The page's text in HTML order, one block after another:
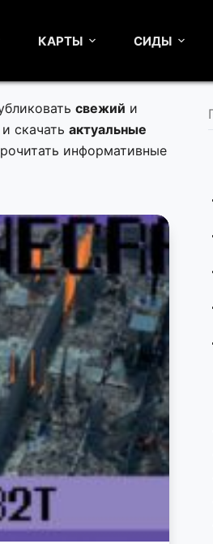
КАРТЫ СИДЫ
свежий и
скачать актуальные
информативные